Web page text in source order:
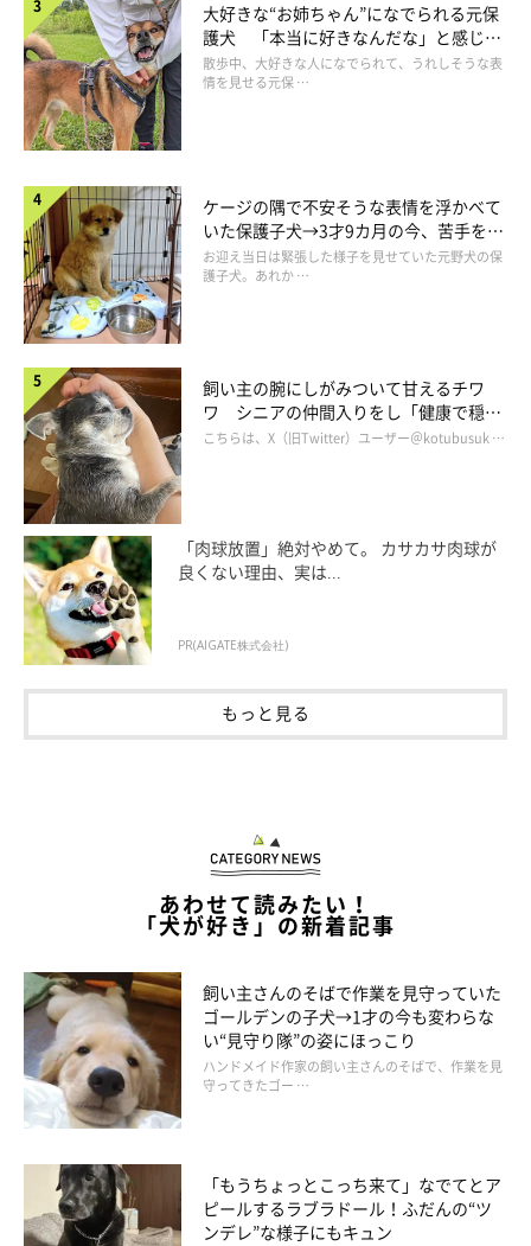
帰る！というときの力強さったらない
あ、でも。おやつのおねだりと、お散歩で「もう帰りたい！」と
いうときは、はっきりと自己主張してるので、言いたいこと言え
てるってことですね。柴犬は奥ゆかしいとも言われるので、犬種
によるところもあるのかもしれません。
麗しの丸耳異常なし
大好きな“お姉ちゃん”になでられる元保
護犬 「本当に好きなんだな」と感じる
表情にほっこり
散歩中、大好きな人になでられて、うれしそうな表
情を見せる元保 …
ケージの隅で不安そうな表情を浮かべて
いた保護子犬→3才9カ月の今、苦手を克
服し頼もしいコに成長！
お迎え当日は緊張した様子を見せていた元野犬の保
護子犬。あれか …
飼い主の腕にしがみついて甘えるチワ
ワ シニアの仲間入りをし「健康で穏や
かな暮らしが続いてほしい」と願う
こちらは、X（旧Twitter）ユーザー＠kotubusuk …
「肉球放置」絶対やめて。 カサカサ肉球が
良くない理由、実は...
PR(AIGATE株式会社)
もっと見る
あわせて読みたい！
「犬が好き」の新着記事
飼い主さんのそばで作業を見守っていた
ゴールデンの子犬→1才の今も変わらな
い“見守り隊”の姿にほっこり
ハンドメイド作家の飼い主さんのそばで、作業を見
守ってきたゴー …
「もうちょっとこっち来て」なでてとア
ピールするラブラドール！ふだんの“ツ
ンデレ”な様子にもキュン